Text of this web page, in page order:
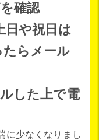
確認
日や祝日は
らメール
した上で電
に少なくなりまし